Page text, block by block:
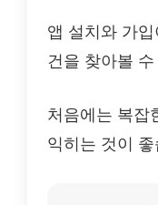
앱 설치와 가
건을 찾아볼
처음에는 복잡
익히는 것이